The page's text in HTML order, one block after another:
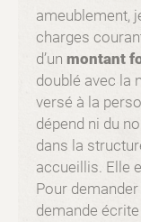
ameublement,
charges
d’un montant
doublé avec la
versé à la
dépend ni du
dans la
accueillis. Elle
Pour
demande